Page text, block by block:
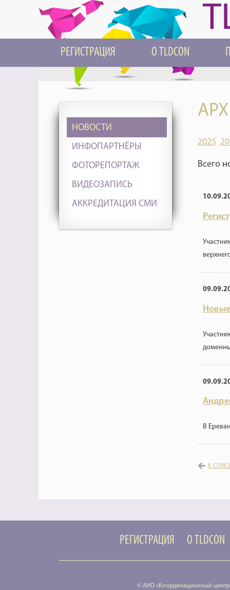
РЕГИСТРАЦИЯ О TLDCON
НОВОСТИ
ИНФОПАРТНЁРЫ
ФОТОРЕПОРТАЖ
ВИДЕОЗАПИСЬ
АККРЕДИТАЦИЯ СМИ
2025
Всего
В
К
РЕГИСТРАЦИЯ О TLDCON
© АНО «Координационный центр